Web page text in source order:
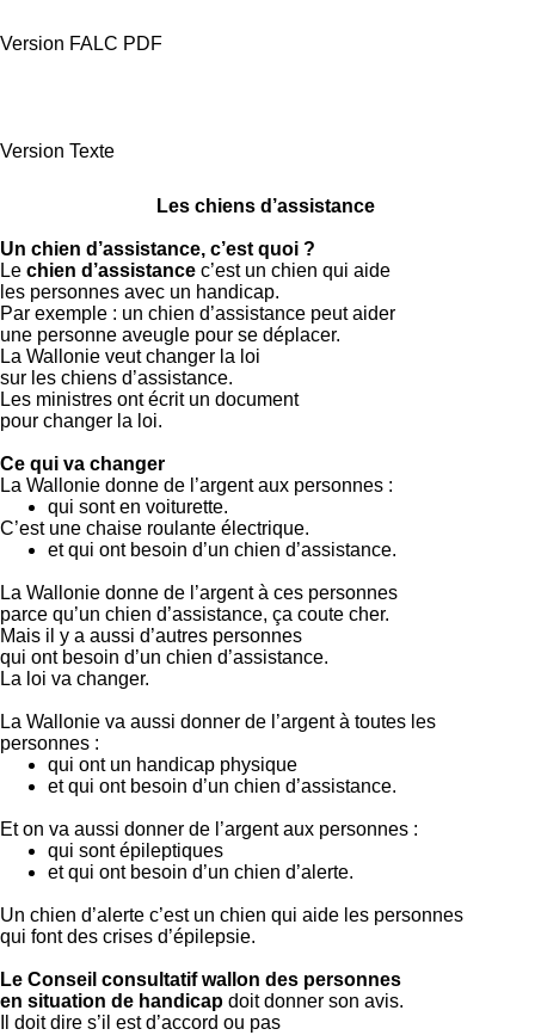
Version FALC PDF
Version Texte
Les chiens d’assistance
Un chien d’assistance, c’est quoi ?
Le chien d’assistance c’est un chien qui aide
les personnes avec un handicap.
Par exemple : un chien d’assistance peut aider
une personne aveugle pour se déplacer.
La Wallonie veut changer la loi
sur les chiens d’assistance.
Les ministres ont écrit un document
pour changer la loi.
Ce qui va changer
La Wallonie donne de l’argent aux personnes :
qui sont en voiturette.
C’est une chaise roulante électrique.
et qui ont besoin d’un chien d’assistance.
La Wallonie donne de l’argent à ces personnes
parce qu’un chien d’assistance, ça coute cher.
Mais il y a aussi d’autres personnes
qui ont besoin d’un chien d’assistance.
La loi va changer.
La Wallonie va aussi donner de l’argent à toutes les
personnes :
qui ont un handicap physique
et qui ont besoin d’un chien d’assistance.
Et on va aussi donner de l’argent aux personnes :
qui sont épileptiques
et qui ont besoin d’un chien d’alerte.
Un chien d’alerte c’est un chien qui aide les personnes
qui font des crises d’épilepsie.
Le Conseil consultatif wallon des personnes
en situation de handicap doit donner son avis.
Il doit dire s’il est d’accord ou pas